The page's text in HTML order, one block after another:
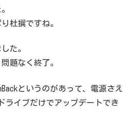
杜撰ですね。
た。
題なく終了。
というのがあって、電源さえ
ライブだけでアップデートでき